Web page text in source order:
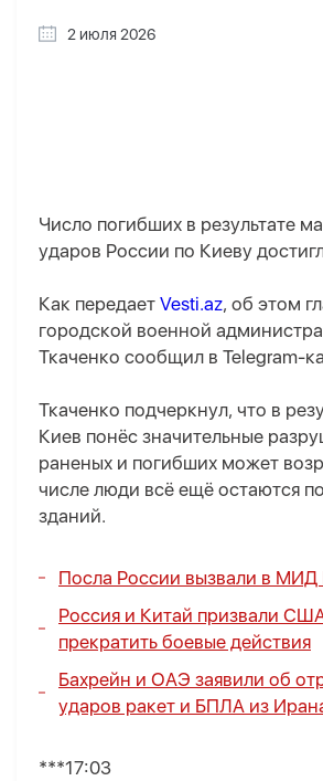
2 июля 2026
Число погибших в результате
ударов России по Киеву
Как передает Vesti.az, об этом
городской военной
Ткаченко сообщил в Telegram-
Ткаченко подчеркнул, что в
Киев понёс значительные
раненых и погибших может
числе люди всё ещё остаются
зданий.
Посла России вызвали в МИД
Россия и Китай призвали
прекратить боевые действия
Бахрейн и ОАЭ заявили об
ударов ракет и БПЛА из
***17:03